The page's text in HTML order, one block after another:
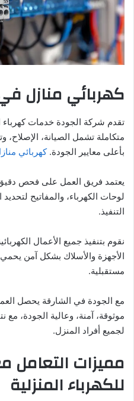
كهربائي منازل
تقدم شركة الجودة خدمات كهرباء
متكاملة تشمل الصيانة، الإصلاح،
بأعلى معايير الجودة.كهربائي
يعتمد فريق العمل على فحص دقيق
لوحات الكهرباء، والمفاتيح
التنفيذ.
نقوم بتنفيذ جميع الأعمال
الأجهزة والأسلاك بشكل آمن
مستقبلية.
مع الجودة في الشارقة يحصل
موثوقة، آمنة، وعالية الجودة، مع
لجميع أفراد المنزل.
مميزات التعامل
للكهرباء المنزلية